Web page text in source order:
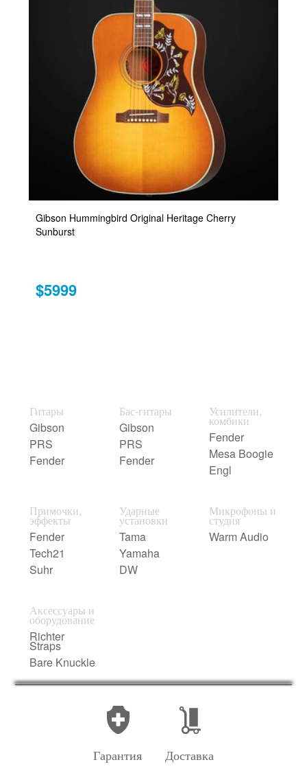
Gibson Hummingbird Original Heritage Cherry
Sunburst
$5999
Гитары
Gibson
PRS
Fender
Бас-гитары
Gibson
PRS
Fender
Усилители,
комбики
Fender
Mesa Boogie
Engl
Примочки,
эффекты
Fender
Tech21
Suhr
Ударные
установки
Tama
Yamaha
DW
Микрофоны и
студия
Warm Audio
Аксессуары и
оборудование
Richter
Straps
Bare Knuckle
Гарантия Доставка